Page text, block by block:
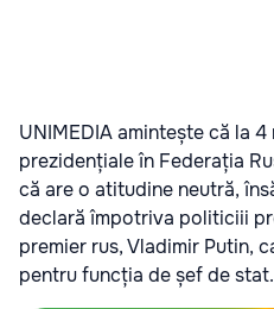
UNIMEDIA amintește că la
prezidențiale în Federația
că are o atitudine neutră,
declară împotriva politiciii
premier rus, Vladimir Putin,
pentru funcția de șef de stat.